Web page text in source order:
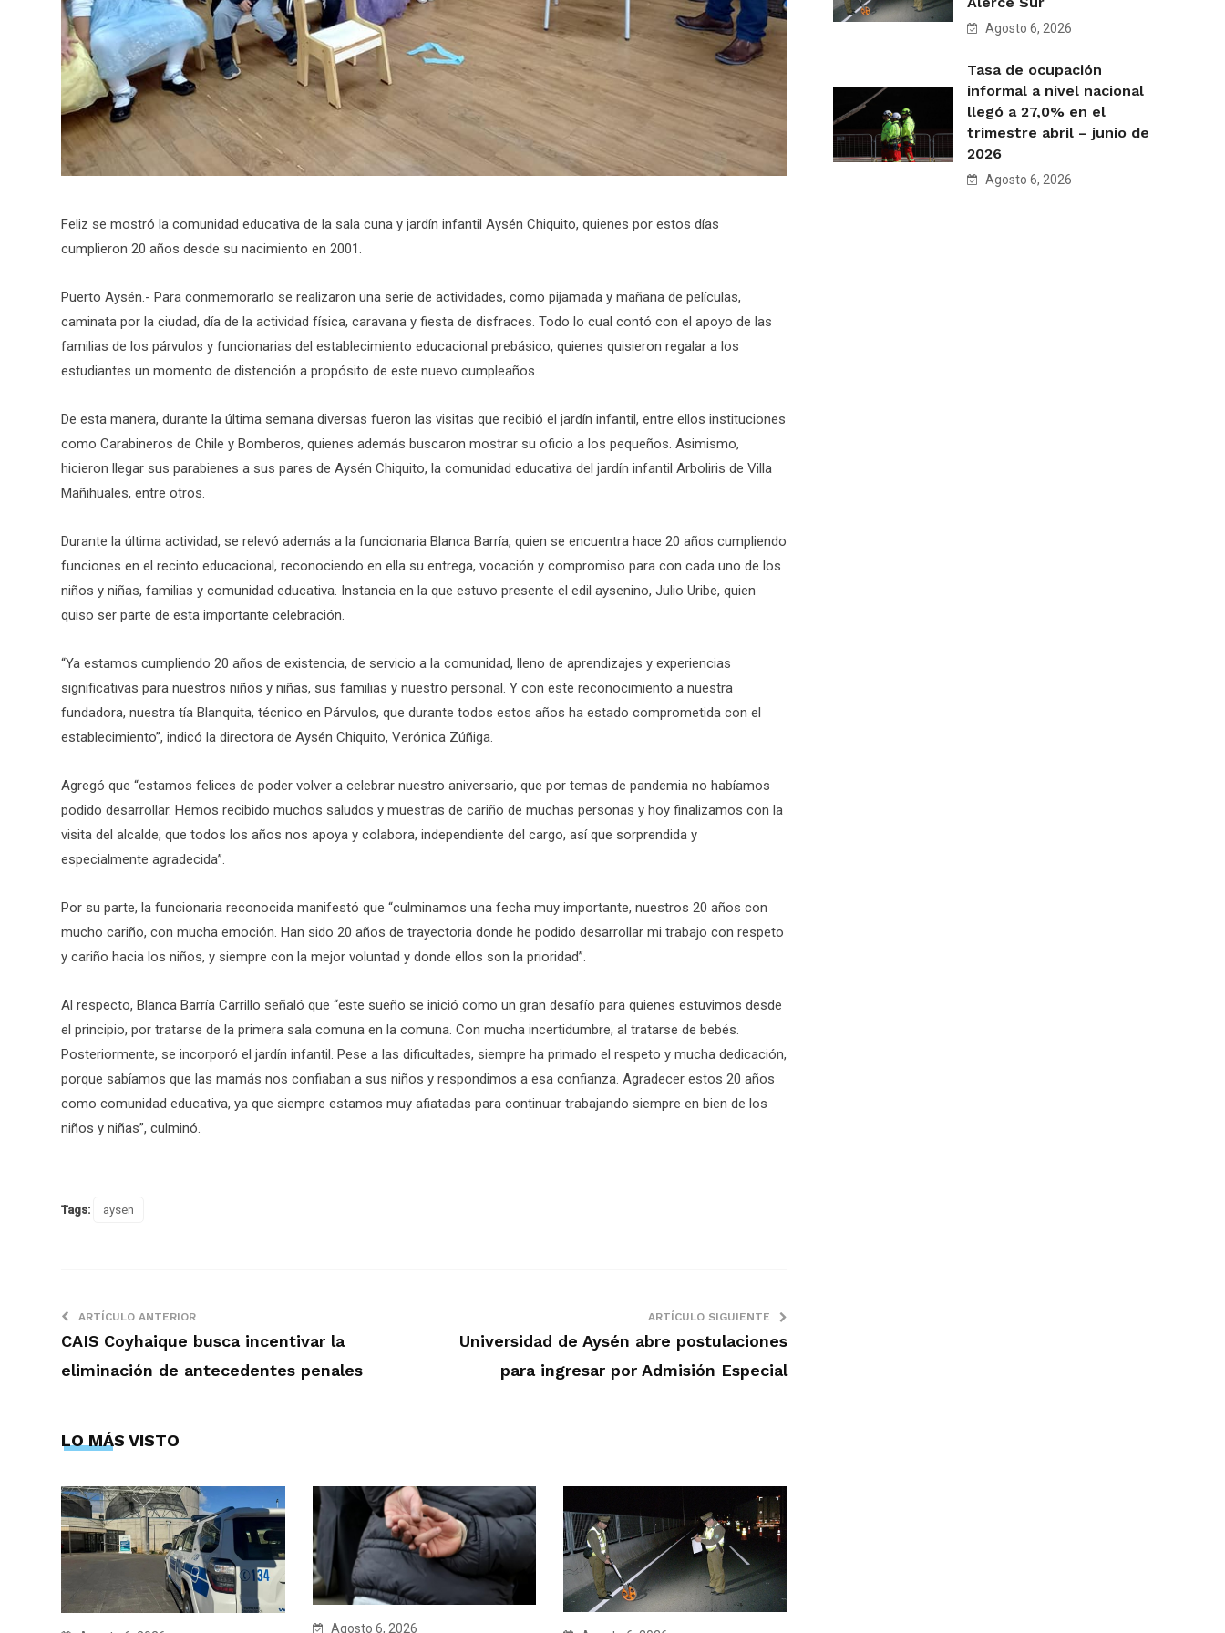
Feliz se mostró la comunidad educativa de la sala cuna y jardín infantil Aysén Chiquito, quienes por estos días
cumplieron 20 años desde su nacimiento en 2001.
Puerto Aysén.- Para conmemorarlo se realizaron una serie de actividades, como pijamada y mañana de películas,
caminata por la ciudad, día de la actividad física, caravana y fiesta de disfraces. Todo lo cual contó con el apoyo de las
familias de los párvulos y funcionarias del establecimiento educacional prebásico, quienes quisieron regalar a los
estudiantes un momento de distención a propósito de este nuevo cumpleaños.
De esta manera, durante la última semana diversas fueron las visitas que recibió el jardín infantil, entre ellos instituciones
como Carabineros de Chile y Bomberos, quienes además buscaron mostrar su oficio a los pequeños. Asimismo,
hicieron llegar sus parabienes a sus pares de Aysén Chiquito, la comunidad educativa del jardín infantil Arboliris de Villa
Mañihuales, entre otros.
Durante la última actividad, se relevó además a la funcionaria Blanca Barría, quien se encuentra hace 20 años cumpliendo
funciones en el recinto educacional, reconociendo en ella su entrega, vocación y compromiso para con cada uno de los
niños y niñas, familias y comunidad educativa. Instancia en la que estuvo presente el edil aysenino, Julio Uribe, quien
quiso ser parte de esta importante celebración.
“Ya estamos cumpliendo 20 años de existencia, de servicio a la comunidad, lleno de aprendizajes y experiencias
significativas para nuestros niños y niñas, sus familias y nuestro personal. Y con este reconocimiento a nuestra
fundadora, nuestra tía Blanquita, técnico en Párvulos, que durante todos estos años ha estado comprometida con el
establecimiento”, indicó la directora de Aysén Chiquito, Verónica Zúñiga.
Agregó que “estamos felices de poder volver a celebrar nuestro aniversario, que por temas de pandemia no habíamos
podido desarrollar. Hemos recibido muchos saludos y muestras de cariño de muchas personas y hoy finalizamos con la
visita del alcalde, que todos los años nos apoya y colabora, independiente del cargo, así que sorprendida y
especialmente agradecida”.
Por su parte, la funcionaria reconocida manifestó que “culminamos una fecha muy importante, nuestros 20 años con
mucho cariño, con mucha emoción. Han sido 20 años de trayectoria donde he podido desarrollar mi trabajo con respeto
y cariño hacia los niños, y siempre con la mejor voluntad y donde ellos son la prioridad”.
Al respecto, Blanca Barría Carrillo señaló que “este sueño se inició como un gran desafío para quienes estuvimos desde
el principio, por tratarse de la primera sala comuna en la comuna. Con mucha incertidumbre, al tratarse de bebés.
Posteriormente, se incorporó el jardín infantil. Pese a las dificultades, siempre ha primado el respeto y mucha dedicación,
porque sabíamos que las mamás nos confiaban a sus niños y respondimos a esa confianza. Agradecer estos 20 años
como comunidad educativa, ya que siempre estamos muy afiatadas para continuar trabajando siempre en bien de los
niños y niñas”, culminó.
Tags: aysen
ARTÍCULO ANTERIOR
CAIS Coyhaique busca incentivar la
eliminación de antecedentes penales
ARTÍCULO SIGUIENTE
Universidad de Aysén abre postulaciones
para ingresar por Admisión Especial
LO MÁS VISTO
Agosto 6, 2026
Agosto 6, 2026
Tasa de ocupación
informal a nivel nacional
llegó a 27,0% en el
trimestre abril – junio de
2026
Agosto 6, 2026